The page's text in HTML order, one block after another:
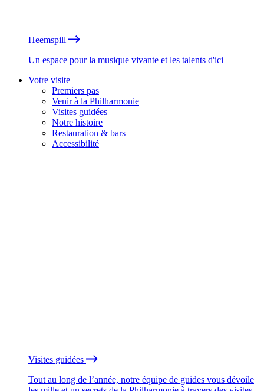
Heemspill
Un espace pour la musique vivante et les talents d'ici
Votre visite
Premiers pas
Venir à la Philharmonie
Visites guidées
Notre histoire
Restauration & bars
Accessibilité
Visites guidées
Tout au long de l’année, notre équipe de guides vous dévoile